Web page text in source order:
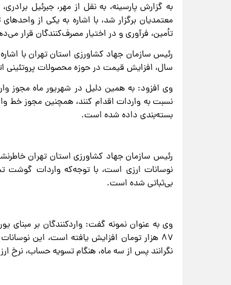
به گزارش پارسینه، به نقل از مهر، جبرئیل
معتمدیان برگزار شد، با اشاره به یکی از
تأمین، فرآوری و در اختیار مصرف‌کنندگان قرار
رئیس سازمان جهاد کشاورزی استان تهران با
سال، افزایش قیمت در حوزه محصولات پروتئینی
وی افزود: به همین دلیل در شهریور ماه مجوز
نسبت به واردات اقدام کنند، همچنین مجوز خط
بسته‌بندی داده شده است.
رئیس سازمان جهاد کشاورزی استان تهران
نوسانات ارزی است، با توجه‌که واردات
بی‌ثباتی شده است.
۸۷ هزار تومان افزایش یافته است، این
نگرانند پس از سه ماه، هنگام تسویه حساب، نرخ